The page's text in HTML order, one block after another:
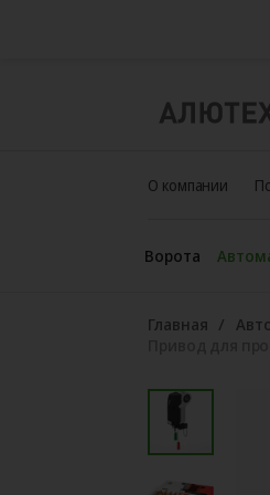
О компании
Ворота
Главная